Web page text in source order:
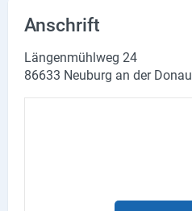
Anschrift
Längenmühlweg 24
86633 Neuburg an der Donau
Aktuelles
Magazine
Veranstaltungen